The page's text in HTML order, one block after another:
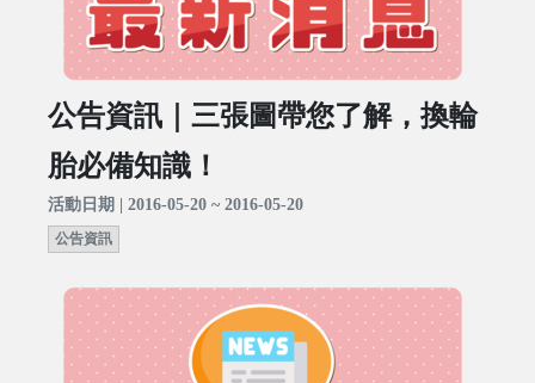
公告資訊｜三張圖帶您了解，換輪
胎必備知識！
活動日期 | 2016-05-20 ~ 2016-05-20
公告資訊